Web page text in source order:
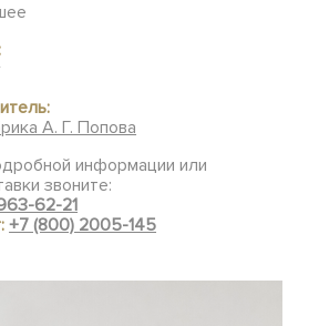
А. Г. Попова
информации или
звоните:
62-21
+7 (800) 2005-145